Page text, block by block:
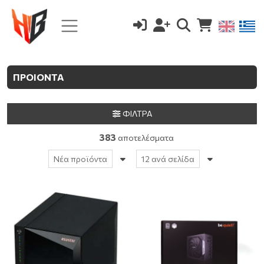
ΠΡΟΙΟΝΤΑ
ΦΙΛΤΡΑ
383 αποτελέσματα
Νέα προϊόντα 12 ανά σελίδα